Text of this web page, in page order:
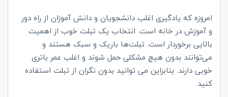
امروزه که یادگیری اغلب دانشجویان و دانش آموزان از راه دور
و آموزش در خانه است. انتخاب یک تبلت خوب از اهمیت
بالایی برخوردار است. تبلت‌ها باریک و سبک هستند و
می‌توانند بدون هیچ مشکلی حمل شوند و اغلب عمر باتری
خوبی دارند. بنابراین می توانید بدون نگران از تبلت استفاده
کنید.